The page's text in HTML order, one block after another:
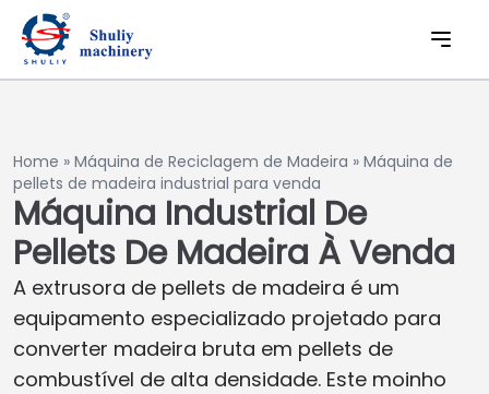
Home » Máquina de Reciclagem de Madeira » Máquina de
pellets de madeira industrial para venda
Máquina Industrial De
Pellets De Madeira À Venda
A extrusora de pellets de madeira é um
equipamento especializado projetado para
converter madeira bruta em pellets de
combustível de alta densidade. Este moinho